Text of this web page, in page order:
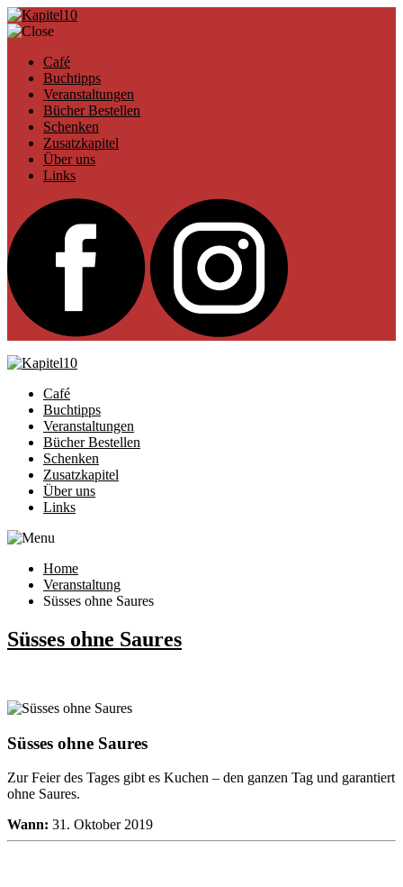
Café
Buchtipps
Veranstaltungen
Bücher Bestellen
Schenken
Zusatzkapitel
Über uns
Links
Café
Buchtipps
Veranstaltungen
Bücher Bestellen
Schenken
Zusatzkapitel
Über uns
Links
Home
Veranstaltung
Süsses ohne Saures
Süsses ohne Saures
Süsses ohne Saures
Zur Feier des Tages gibt es Kuchen – den ganzen Tag und garantiert
ohne Saures.
Wann: 31. Oktober 2019